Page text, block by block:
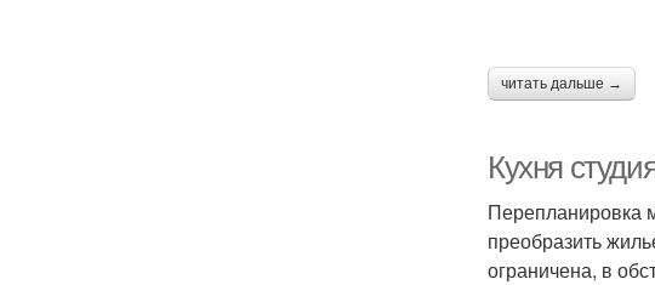
читать дальше →
Кухня
Перепланировка
преобразить
ограничена, в